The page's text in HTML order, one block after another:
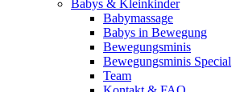
Babys & Kleinkinder
Babymassage
Babys in Bewegung
Bewegungsminis
Bewegungsminis Special
Team